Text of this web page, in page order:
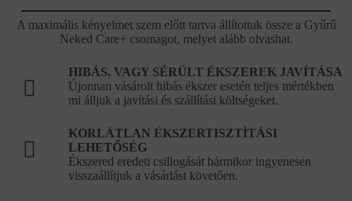
A maximális kényelmet szem előtt tartva állítottuk össze a Gyűrű
Neked Care+ csomagot, melyet alább olvashat.
HIBÁS, VAGY SÉRÜLT ÉKSZEREK JAVÍTÁSA
Újonnan vásárolt hibás ékszer esetén teljes mértékben
mi álljuk a javítási és szállítási költségeket.
KORLÁTLAN ÉKSZERTISZTÍTÁSI
LEHETŐSÉG
Ékszered eredeti csillogását bármikor ingyenesen
visszaállítjuk a vásárlást követően.